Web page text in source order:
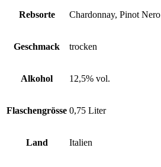
Rebsorte Chardonnay, Pinot Nero
Geschmack trocken
Alkohol 12,5% vol.
Flaschengrösse 0,75 Liter
Land Italien